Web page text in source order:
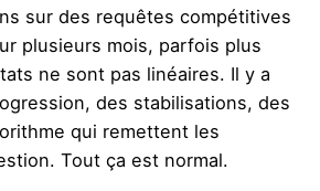
sur des requêtes compétitives
plusieurs mois, parfois plus
ne sont pas linéaires. Il y a
des stabilisations, des
qui remettent les
Tout ça est normal.